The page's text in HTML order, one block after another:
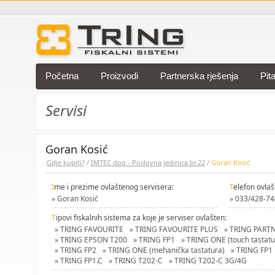
Početna Proizvodi Partnerska rješenja
Servisi
Goran Kosić
Gdje kupiti? / IMTEC doo - Poslovna jedinica br.22 / Goran Kosić
Ime i prezime ovlaštenog servisera:
» Goran Kosić
Telefon
» 033/428-
Tipovi fiskalnih sistema za koje je serviser ovlašten:
» TRING FAVOURITE
» TRING FAVOURITE PLUS
» TRING
» TRING EPSON T200
» TRING FP1
» TRING ONE (touch
» TRING FP2
» TRING ONE (mehanička tastatura)
» TRING FP1
» TRING FP1.C
» TRING T202-C » TRING T202-C 3G/4G